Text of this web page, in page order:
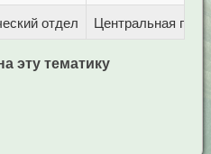
отдел
Центральная
эту тематику